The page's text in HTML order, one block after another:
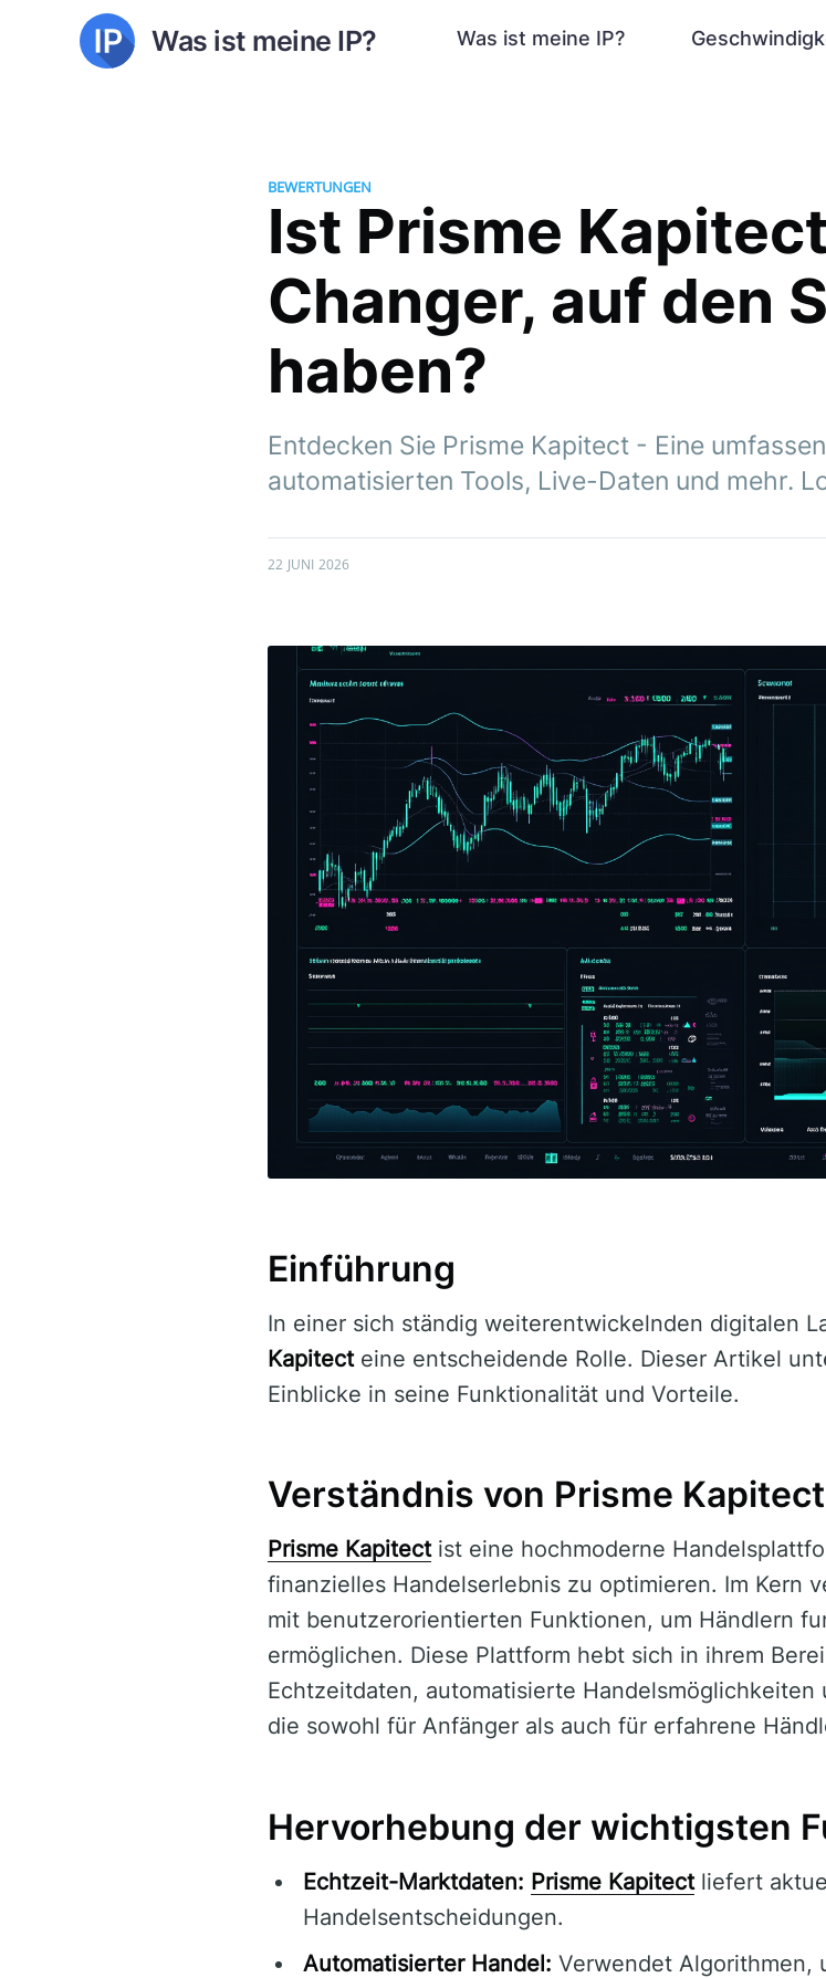
Was ist meine IP? Was ist meine IP?
BEWERTUNGEN
Ist Prisme
Changer, auf den
haben?
Entdecken Sie Prisme Kapitect - Eine
automatisierten Tools, Live-Daten und mehr.
22 JUNI 2026
Einführung
In einer sich ständig weiterentwickelnden digitalen
Kapitecteine entscheidende Rolle. Dieser Artikel
Einblicke in seine Funktionalität und Vorteile.
Verständnis von Prisme Kapitect
Prisme Kapitectist eine hochmoderne
finanzielles Handelserlebnis zu optimieren. Im Kern
mit benutzerorientierten Funktionen, um Händlern
ermöglichen. Diese Plattform hebt sich in ihrem
Echtzeitdaten, automatisierte
die sowohl für Anfänger als auch für erfahrene
Hervorhebung der wichtigsten
Echtzeit-Marktdaten: Prisme Kapitectliefert
Handelsentscheidungen.
Automatisierter Handel: Verwendet Algorithmen,